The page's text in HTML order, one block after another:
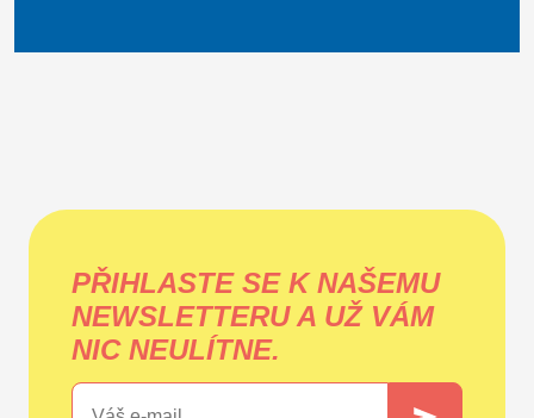
PŘIHLASTE SE K NAŠEMU
NEWSLETTERU A UŽ VÁM
NIC NEULÍTNE.